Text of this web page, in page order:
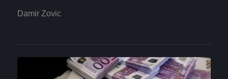
Damir Zovic